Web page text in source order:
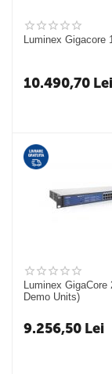
Luminex Gigacore
10.490,70 Lei
Luminex GigaCore
Demo Units)
9.256,50 Lei